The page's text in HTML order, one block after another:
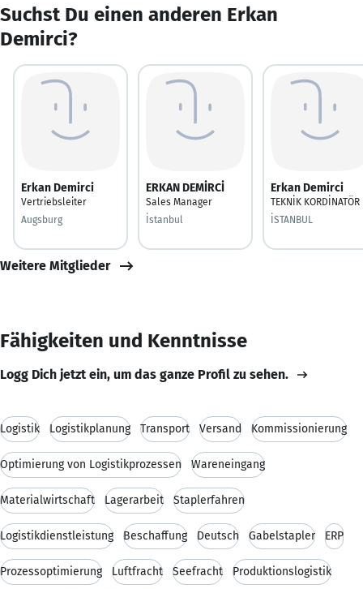
Suchst Du einen anderen Erkan
Demirci?
Erkan Demirci
Vertriebsleiter
Augsburg
ERKAN DEMİRCİ
Sales Manager
İstanbul
Erkan Demirci
TEKNİK KORDİNATÖR
İSTANBUL
Weitere Mitglieder
Fähigkeiten und Kenntnisse
Logg Dich jetzt ein, um das ganze Profil zu sehen.
Logistik Logistikplanung Transport Versand Kommissionierung
Optimierung von Logistikprozessen Wareneingang
Materialwirtschaft Lagerarbeit Staplerfahren
Logistikdienstleistung Beschaffung Deutsch Gabelstapler ERP
Prozessoptimierung Luftfracht Seefracht Produktionslogistik